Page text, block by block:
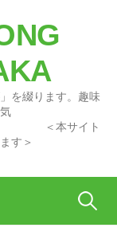
を綴ります。趣味
イト
す＞
検